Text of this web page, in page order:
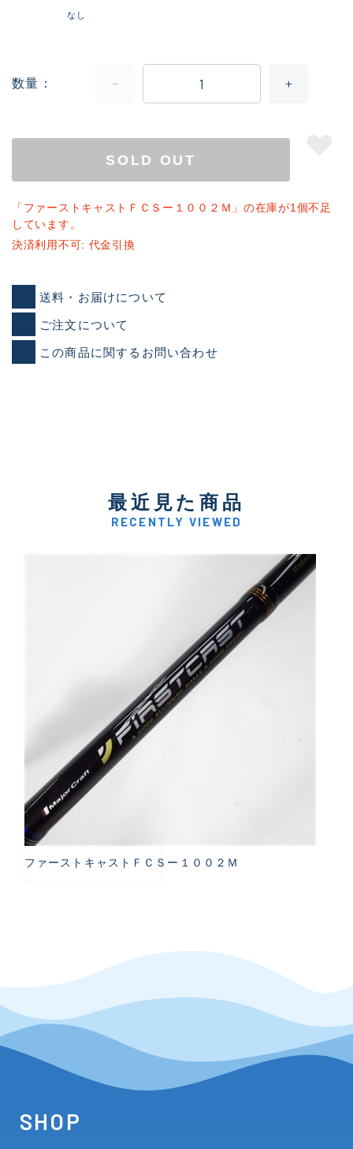
なし
数量
SOLD OUT
「ファーストキャストＦＣＳー１００２Ｍ」の在庫が1個不足
しています。
決済利用不可: 代金引換
送料・お届けについて
ご注文について
この商品に関するお問い合わせ
最近見た商品
RECENTLY VIEWED
ファーストキャストＦＣＳー１００２Ｍ
SHOP